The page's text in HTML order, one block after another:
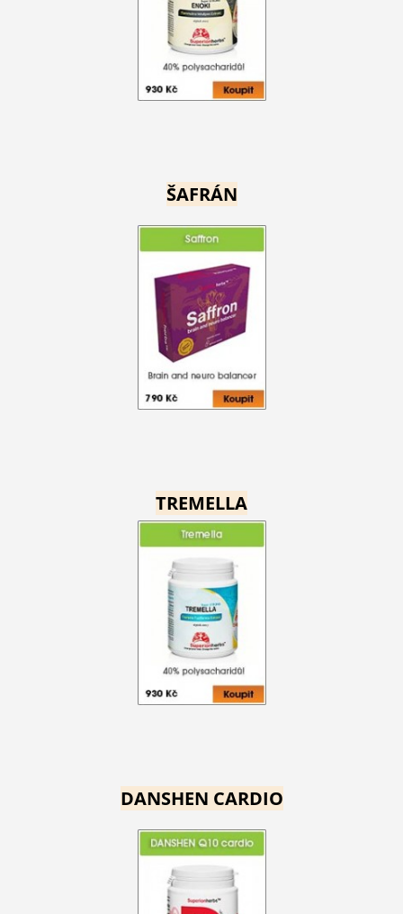
ŠAFRÁN
TREMELLA
DANSHEN CARDIO